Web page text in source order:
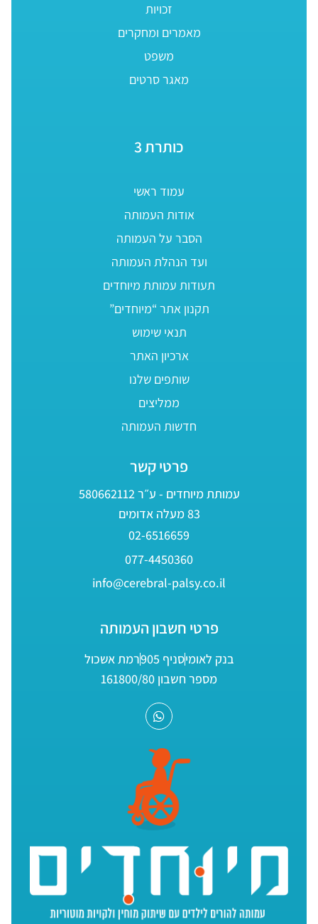
זכויות
מאמרים ומחקרים
משפט
מאגר סרטים
כותרת 3
עמוד ראשי
אודות העמותה
הסבר על העמותה
ועד הנהלת העמותה
תעודות עמותת מיוחדים
תקנון אתר “מיוחדים”
תנאי שימוש
ארכיון האתר
שותפים שלנו
ממליצים
חדשות העמותה
פרטי קשר
עמותת מיוחדים - ע״ר 580662112
83 מעלה אדומים
02-6516659
077-4450360
info@cerebral-palsy.co.il
פרטי חשבון העמותה
בנק לאומיסניף 905
רמת אשכול
מספר חשבון 161800/80